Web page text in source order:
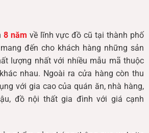
8 năm về lĩnh vực đồ cũ tại thành phố
đến cho khách hàng những sản
lượng nhất với nhiều mẫu mã thuộc
nhau. Ngoài ra cửa hàng còn thu
với gia cao của quán ăn, nhà hàng,
đồ nội thất gia đình với giá cạnh